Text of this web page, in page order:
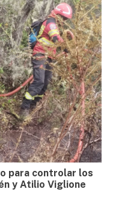
para controlar los
y Atilio Viglione